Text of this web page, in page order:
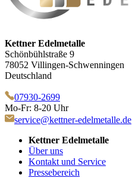
Kettner Edelmetalle
Schönbühlstraße 9
78052 Villingen-Schwenningen
Deutschland
07930-2699
Mo-Fr: 8-20 Uhr
service@kettner-edelmetalle.de
Kettner Edelmetalle
Über uns
Kontakt und Service
Pressebereich